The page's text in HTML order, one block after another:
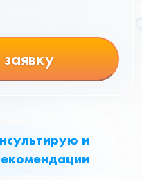
и